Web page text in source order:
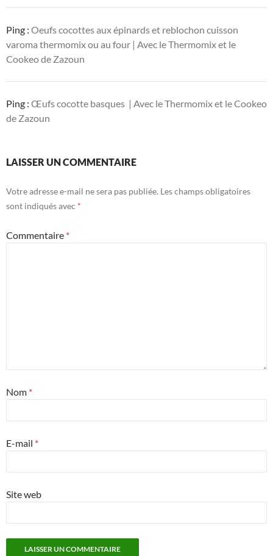
Ping : Oeufs cocottes aux épinards et reblochon cuisson
varoma thermomix ou au four | Avec le Thermomix et le
Cookeo de Zazoun
Ping : Œufs cocotte basques | Avec le Thermomix et le Cookeo
de Zazoun
LAISSER UN COMMENTAIRE
Votre adresse e-mail ne sera pas publiée. Les champs obligatoires
sont indiqués avec *
Commentaire *
Nom *
E-mail *
Site web